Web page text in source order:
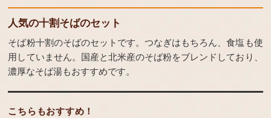
人気の十割そばのセット
そば粉十割のそばのセットです。つなぎはもちろん、食塩も使
用していません。国産と北米産のそば粉をブレンドしており、
濃厚なそば湯もおすすめです。
こちらもおすすめ！